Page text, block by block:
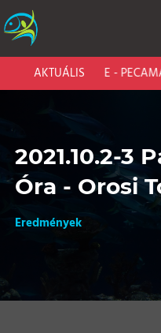
AKTUÁLIS
BARI CARP LAKE -
2021.10.2-3
Óra - Orosi
Eredmények